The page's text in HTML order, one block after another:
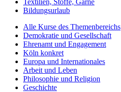
Bildungsurlaub
Alle Kurse des Themenbereichs
Demokratie und Gesellschaft
Ehrenamt und Engagement
Köln konkret
Europa und Internationales
Arbeit und Leben
Philosophie und Religion
Geschichte